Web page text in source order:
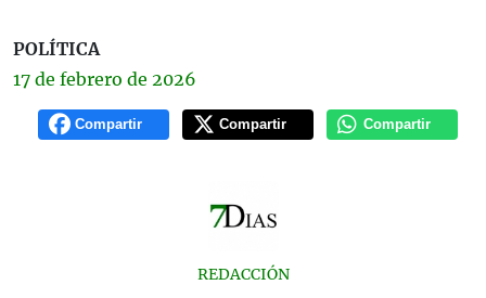
POLÍTICA
17 de febrero de 2026
Compartir Compartir Compartir
REDACCIÓN